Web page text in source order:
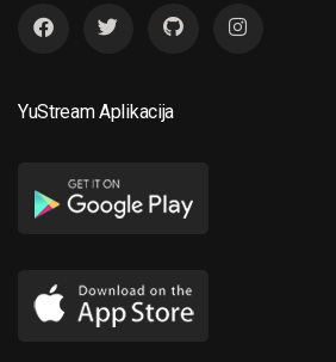
YuStream Aplikacija